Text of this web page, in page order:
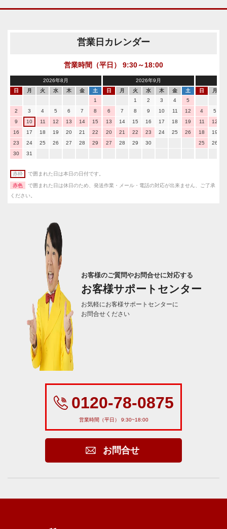
営業日カレンダー
営業時間（平日） 9:30～18:00
2026年8月
日
月 火 水 木 金
土
1
2
3 4 5 6 7
8
9
10 11 12 13 14
15
16
17 18 19 20 21
22
23
24 25 26 27 28
29
30
31
2026年9月
日
月 火 水 木 金
土
1
2 3 4
5
6
7 8 9 10 11
12
13
14 15 16 17 18
19
20
21 22 23 24 25
26
27
28 29 30
日 月
4 5
11
12
18
19
25
26
赤枠 で囲まれた日は本日の日付です。
赤色
で囲まれた日は休日のため、発送作業・メール・電話の対応が出来ません、ご了承
ください。
お客様のご質問やお問合せに対応する
お客様サポートセンター
お気軽にお客様サポートセンターに
お問合せください
0120-78-0875
営業時間（平日） 9:30~18:00
お問合せ